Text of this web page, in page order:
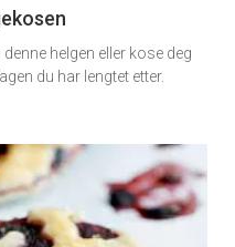
helgen eller kose deg
du har lengtet etter.